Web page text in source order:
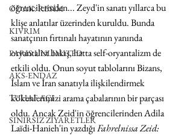
ODAK: RESİM
KIVRIM
PARIS UNLIMITED
AKS-ENDAZ
TUHAF AÇI
SINIRSIZ ZİYARETLER
öğrencilerinden... Zeyd'in sanatı yıllarca bu
klişe anlatılar üzerinden kuruldu. Bunda
sanatçının fırtınalı hayatının yanında
oryantalist bakış, hatta self-oryantalizm de
etkili oldu. Onun soyut tablolarını Bizans,
İslam ve İran sanatıyla ilişkilendirmek
kökenlerimizi arama çabalarının bir parçası
oldu. Ancak Zeid'in öğrencilerinden Adila
Laïdi-Hanieh'in yazdığı Fahrelnissa Zeid: